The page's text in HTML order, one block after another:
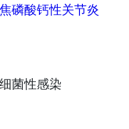
焦磷酸钙性关节炎
菌性感染